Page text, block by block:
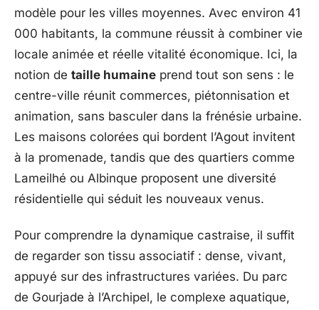
modèle pour les villes moyennes. Avec environ 41
000 habitants, la commune réussit à combiner vie
locale animée et réelle vitalité économique. Ici, la
notion de taille humaine prend tout son sens : le
centre-ville réunit commerces, piétonnisation et
animation, sans basculer dans la frénésie urbaine.
Les maisons colorées qui bordent l’Agout invitent
à la promenade, tandis que des quartiers comme
Lameilhé ou Albinque proposent une diversité
résidentielle qui séduit les nouveaux venus.
Pour comprendre la dynamique castraise, il suffit
de regarder son tissu associatif : dense, vivant,
appuyé sur des infrastructures variées. Du parc
de Gourjade à l’Archipel, le complexe aquatique,